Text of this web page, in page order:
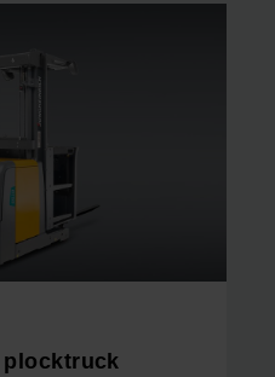
plocktruck